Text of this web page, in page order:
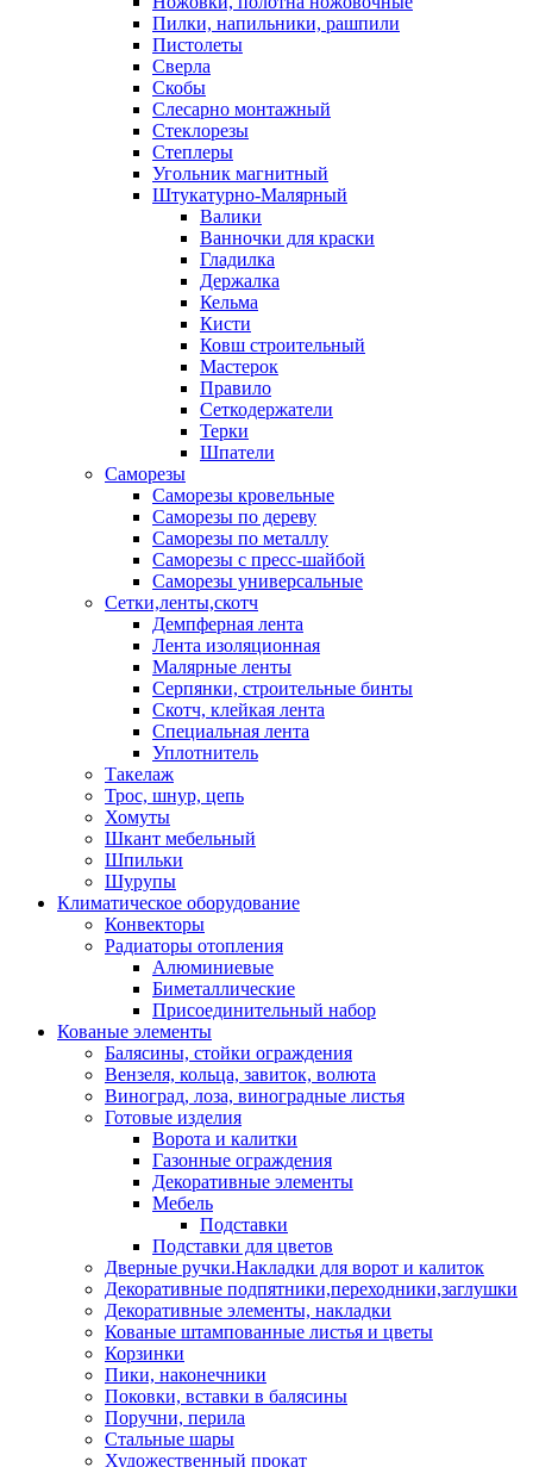
Пилки, напильники, рашпили
Пистолеты
Сверла
Скобы
Слесарно монтажный
Стеклорезы
Степлеры
Угольник магнитный
Штукатурно-Малярный
Валики
Ванночки для краски
Гладилка
Держалка
Кельма
Кисти
Ковш строительный
Мастерок
Правило
Сеткодержатели
Терки
Шпатели
Саморезы
Саморезы кровельные
Саморезы по дереву
Саморезы по металлу
Саморезы с пресс-шайбой
Саморезы универсальные
Сетки,ленты,скотч
Демпферная лента
Лента изоляционная
Малярные ленты
Серпянки, строительные бинты
Скотч, клейкая лента
Специальная лента
Уплотнитель
Такелаж
Трос, шнур, цепь
Хомуты
Шкант мебельный
Шпильки
Шурупы
Климатическое оборудование
Конвекторы
Радиаторы отопления
Алюминиевые
Биметаллические
Присоединительный набор
Кованые элементы
Балясины, стойки ограждения
Вензеля, кольца, завиток, волюта
Виноград, лоза, виноградные листья
Готовые изделия
Ворота и калитки
Газонные ограждения
Декоративные элементы
Мебель
Подставки
Подставки для цветов
Дверные ручки.Накладки для ворот и калиток
Декоративные подпятники,переходники,заглушки
Декоративные элементы, накладки
Кованые штампованные листья и цветы
Корзинки
Пики, наконечники
Поковки, вставки в балясины
Поручни, перила
Стальные шары
Художественный прокат